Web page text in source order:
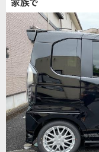
家族で